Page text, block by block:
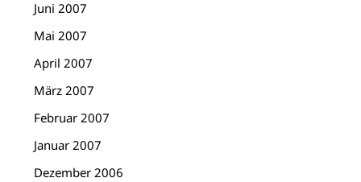
Juni 2007
Mai 2007
April 2007
März 2007
Februar 2007
Januar 2007
Dezember 2006